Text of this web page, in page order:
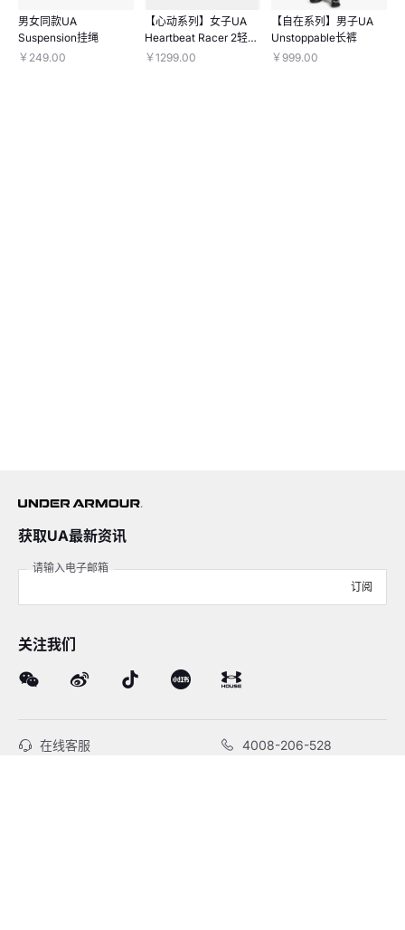
男女同款UA
Suspension挂绳
￥249.00
【心动系列】女子UA
Heartbeat Racer 2轻质
跑鞋
￥1299.00
【自在系列】男子UA
Unstoppable长裤
￥999.00
获取UA最新资讯
请输入电子邮箱
订阅
关注我们
在线客服 4008-206-528